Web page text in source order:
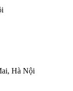
Hà Nội